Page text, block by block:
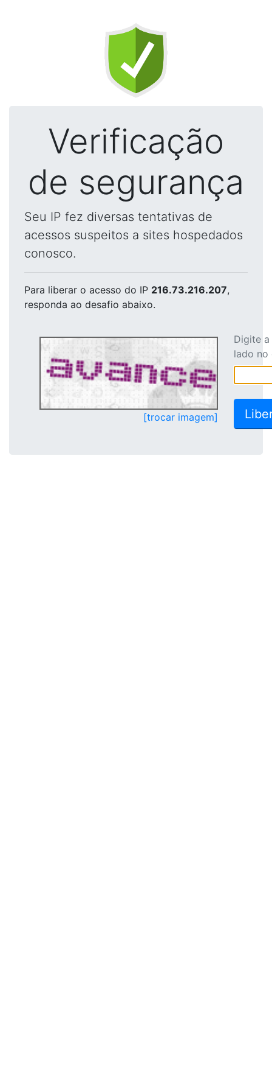
Verificação
de segurança
Seu IP fez diversas tentativas de
acessos suspeitos a sites hospedados
conosco.
Para liberar o acesso do IP 216.73.216.207,
responda ao desafio abaixo.
[trocar imagem]
Digite
lado no